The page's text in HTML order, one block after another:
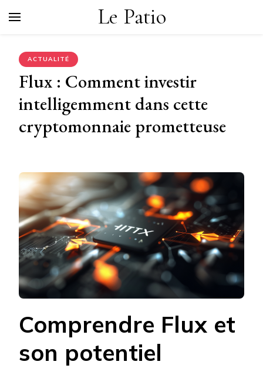
Le Patio
ACTUALITÉ
Flux : Comment investir
intelligemment dans cette
cryptomonnaie prometteuse
Comprendre Flux et
son potentiel